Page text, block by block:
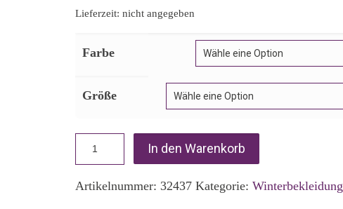
Lieferzeit: nicht angegeben
Farbe
Größe
In den Warenkorb
Artikelnummer:32437 Kategorie:Winterbekleidung